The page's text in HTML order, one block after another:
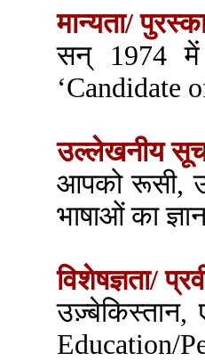
मान्यता/
सन् 1974 में
‘Candidate
उल्लेखनीय
आपको रूसी,
भाषाओं का
विशेषज्ञता/
उज़्बेकिस्तान,
Education/